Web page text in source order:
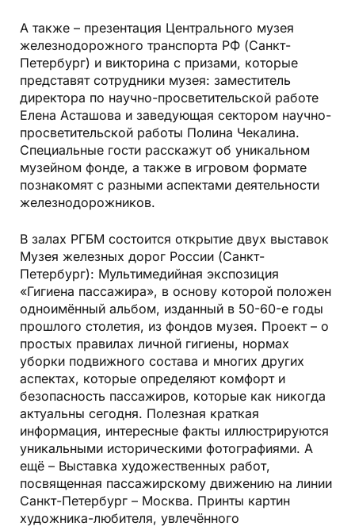
А также – презентация Центрального музея
железнодорожного транспорта РФ (Санкт-
Петербург) и викторина с призами, которые
представят сотрудники музея: заместитель
директора по научно-просветительской работе
Елена Асташова и заведующая сектором научно-
просветительской работы Полина Чекалина.
Специальные гости расскажут об уникальном
музейном фонде, а также в игровом формате
познакомят с разными аспектами деятельности
железнодорожников.
В залах РГБМ состоится открытие двух выставок
Музея железных дорог России (Санкт-
Петербург): Мультимедийная экспозиция
«Гигиена пассажира», в основу которой положен
одноимённый альбом, изданный в 50-60-е годы
прошлого столетия, из фондов музея. Проект – о
простых правилах личной гигиены, нормах
уборки подвижного состава и многих других
аспектах, которые определяют комфорт и
безопасность пассажиров, которые как никогда
актуальны сегодня. Полезная краткая
информация, интересные факты иллюстрируются
уникальными историческими фотографиями. А
ещё – Выставка художественных работ,
посвященная пассажирскому движению на линии
Санкт-Петербург – Москва. Принты картин
художника-любителя, увлечённого